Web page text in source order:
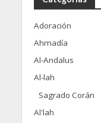
Adoración
Ahmadía
Al-Andalus
Al-lah
Sagrado Corán
Al'lah